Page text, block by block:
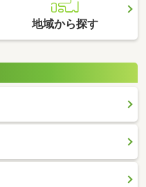
地域から探す